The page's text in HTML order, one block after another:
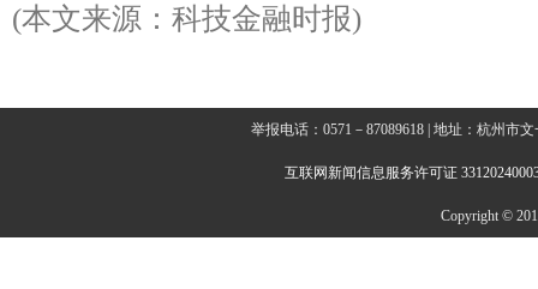
(本文来源：科技金融时报)
举报电话：0571－87089618 | 地址：杭州市
互联网新闻信息服务许可证
Copyright ©